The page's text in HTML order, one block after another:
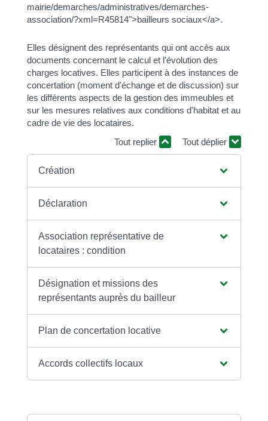
mairie/demarches/administratives/demarches-
association/?xml=R45814">bailleurs sociaux</a>.
Elles désignent des représentants qui ont accès aux
documents concernant le calcul et l'évolution des
charges locatives. Elles participent à des instances de
concertation (moment d'échange et de discussion) sur
les différents aspects de la gestion des immeubles et
sur les mesures relatives aux conditions d'habitat et au
cadre de vie des locataires.
Tout replier
Tout déplier
Création
Déclaration
Association représentative de
locataires : condition
Désignation et missions des
représentants auprès du bailleur
Plan de concertation locative
Accords collectifs locaux